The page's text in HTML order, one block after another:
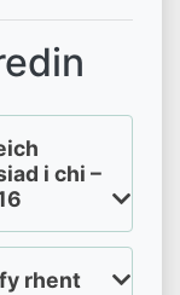
i chi –
rhent